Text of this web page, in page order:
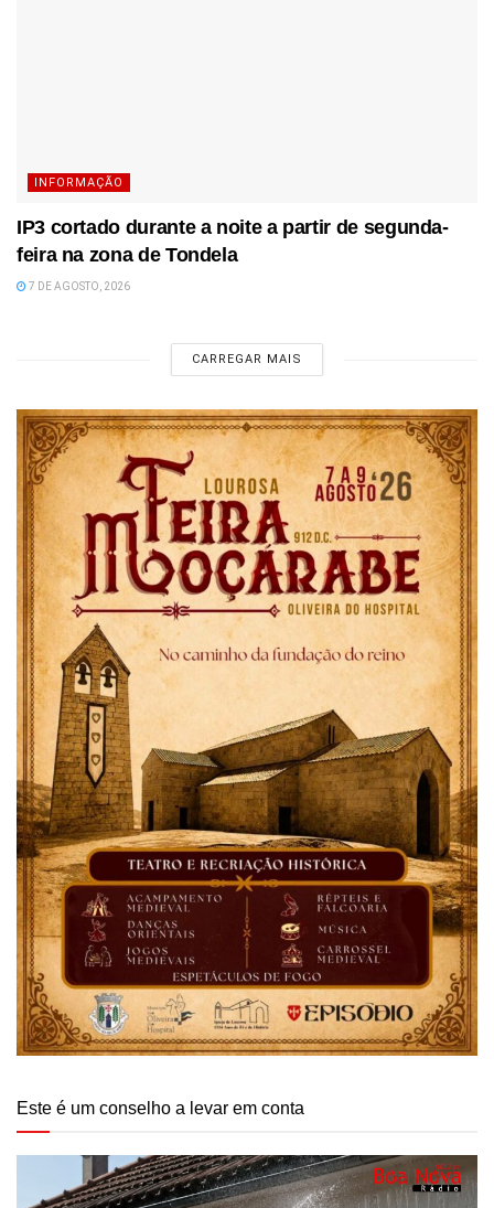
INFORMAÇÃO
IP3 cortado durante a noite a partir de segunda-
feira na zona de Tondela
7 DE AGOSTO, 2026
CARREGAR MAIS
Este é um conselho a levar em conta